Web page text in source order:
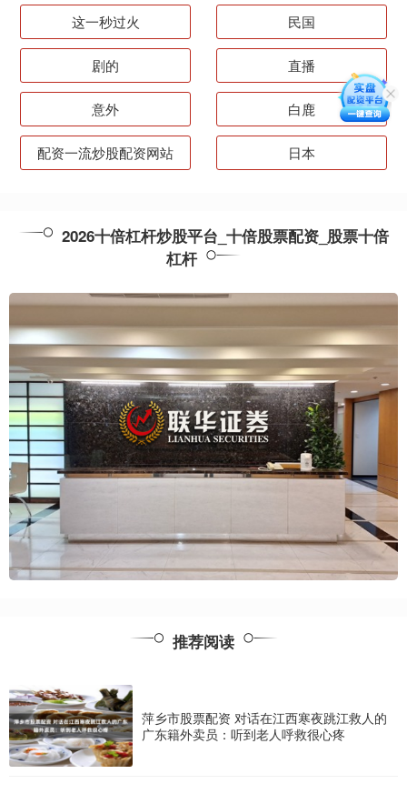
这一秒过火 民国
剧的 直播
意外 白鹿
配资一流炒股配资网站 日本
2026十倍杠杆炒股平台_十倍股票配资_股票十倍
杠杆
推荐阅读
萍乡市股票配资 对话在江西寒夜跳江救人的
广东籍外卖员：听到老人呼救很心疼